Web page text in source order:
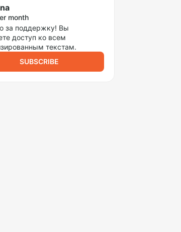
month
за поддержку! Вы
доступ ко всем
текстам.
SUBSCRIBE